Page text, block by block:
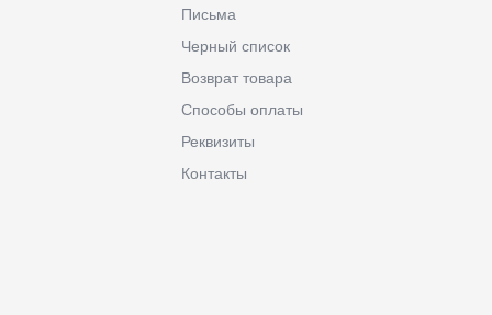
Письма
Черный список
Возврат товара
Способы оплаты
Реквизиты
Контакты